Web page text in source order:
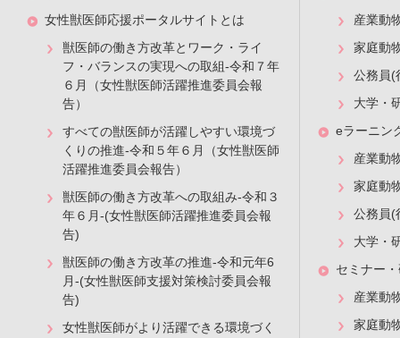
女性獣医師応援ポータルサイトとは
獣医師の働き方改革とワーク・ライ
フ・バランスの実現への取組-令和７年
６月（女性獣医師活躍推進委員会報
告）
すべての獣医師が活躍しやすい環境づ
くりの推進-令和５年６月（女性獣医師
活躍推進委員会報告）
獣医師の働き方改革への取組み-令和３
年６月-(女性獣医師活躍推進委員会報
告)
獣医師の働き方改革の推進-令和元年6
月-(女性獣医師支援対策検討委員会報
告)
女性獣医師がより活躍できる環境づく
産業動
家庭動
公務員(
大学・
eラーニン
産業動
家庭動
公務員(
大学・
セミナー
産業動
家庭動